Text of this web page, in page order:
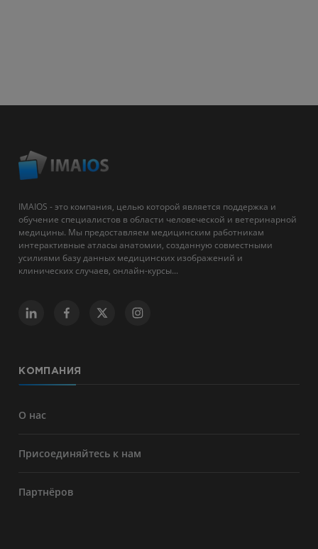
IMAIOS - это компания, целью которой является поддержка и
обучение специалистов в области человеческой и ветеринарной
медицины. Мы предоставляем медицинским работникам
интерактивные атласы анатомии, созданную совместными
усилиями базу данных медицинских изображений и
клинических случаев, онлайн-курсы...
КОМПАНИЯ
О нас
Присоединяйтесь к нам
Партнёров